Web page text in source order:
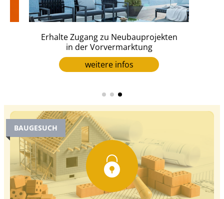
Erhalte Zugang zu Neubauprojekten
in der Vorvermarktung
weitere infos
BAUGESUCH